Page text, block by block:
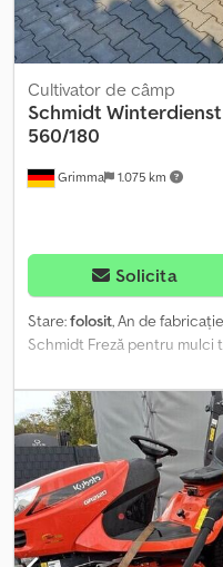
Grimma 1.075 km
Cultivator de câmp
Schmidt Winterdienst
560/180
Solicita
Stare:folosit, An de
Schmidt Freză pentru mulci
1,80 m, lățime totală aprox.
8 cm, Dsdpfx Aew N Em
necesară 30–40 kW, turație
depinde de debitul
purtător), diametru arbore
carbură de tungsten „DT” -
motor cu piston axial cu
transmisie prin curele
la stropire în față - 3 rânduri